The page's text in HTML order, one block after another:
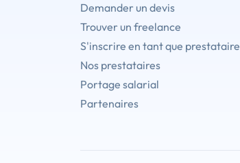
Demander un devis
Trouver un freelance
S'inscrire en tant que prestataire
Nos prestataires
Portage salarial
Partenaires